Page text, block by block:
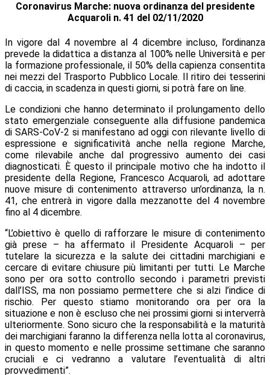
Coronavirus Marche: nuova ordinanza del presidente
Acquaroli n. 41 del 02/11/2020
In vigore dal 4 novembre al 4 dicembre incluso, l’ordinanza
prevede la didattica a distanza al 100% nelle Università e per
la formazione professionale, il 50% della capienza consentita
nei mezzi del Trasporto Pubblico Locale. Il ritiro dei tesserini
di caccia, in scadenza in questi giorni, si potrà fare on line.
Le condizioni che hanno determinato il prolungamento dello
stato emergenziale conseguente alla diffusione pandemica
di SARS-CoV-2 si manifestano ad oggi con rilevante livello di
espressione e significatività anche nella regione Marche,
come rilevabile anche dal progressivo aumento dei casi
diagnosticati. È questo il principale motivo che ha indotto il
presidente della Regione, Francesco Acquaroli, ad adottare
nuove misure di contenimento attraverso un’ordinanza, la n.
41, che entrerà in vigore dalla mezzanotte del 4 novembre
fino al 4 dicembre.
“L’obiettivo è quello di rafforzare le misure di contenimento
già prese – ha affermato il Presidente Acquaroli – per
tutelare la sicurezza e la salute dei cittadini marchigiani e
cercare di evitare chiusure più limitanti per tutti. Le Marche
sono per ora sotto controllo secondo i parametri previsti
dall’ISS, ma non possiamo permettere che si alzi l’indice di
rischio. Per questo stiamo monitorando ora per ora la
situazione e non è escluso che nei prossimi giorni si interverrà
ulteriormente. Sono sicuro che la responsabilità e la maturità
dei marchigiani faranno la differenza nella lotta al coronavirus,
in questo momento e nelle prossime settimane che saranno
cruciali e ci vedranno a valutare l’eventualità di altri
provvedimenti”.